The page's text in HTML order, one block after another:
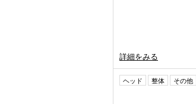
詳細をみる
ヘッド 整体 その他